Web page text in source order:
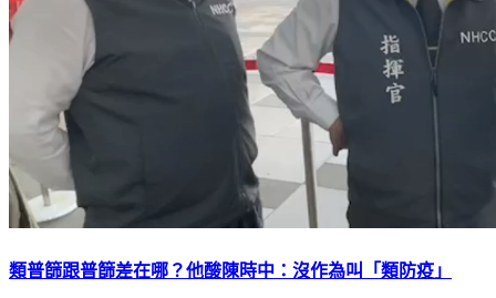
類普篩跟普篩差在哪？他酸陳時中：沒作為叫「類防疫」